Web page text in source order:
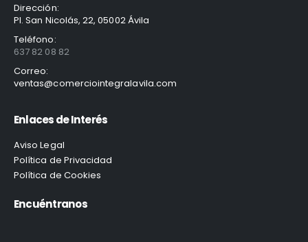
Dirección:
Pl. San Nicolás, 22, 05002 Ávila
Teléfono:
637 82 08 82
Correo:
ventas@comerciointegralavila.com
Enlaces de Interés
Aviso Legal
Política de Privacidad
Política de Cookies
Encuéntranos